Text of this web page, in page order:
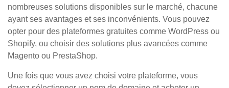
nombreuses solutions disponibles sur le marché, chacune
ayant ses avantages et ses inconvénients. Vous pouvez
opter pour des plateformes gratuites comme WordPress ou
Shopify, ou choisir des solutions plus avancées comme
Magento ou PrestaShop.
Une fois que vous avez choisi votre plateforme, vous